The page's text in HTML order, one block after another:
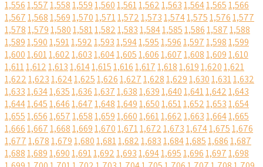
1,5561,5571,5581,5591,5601,5611,5621,5631,5641,5651,566
1,5671,5681,5691,5701,5711,5721,5731,5741,5751,5761,577
1,5781,5791,5801,5811,5821,5831,5841,5851,5861,5871,588
1,5891,5901,5911,5921,5931,5941,5951,5961,5971,5981,599
1,6001,6011,6021,6031,6041,6051,6061,6071,6081,6091,610
1,6111,6121,6131,6141,6151,6161,6171,6181,6191,6201,621
1,6221,6231,6241,6251,6261,6271,6281,6291,6301,6311,632
1,6331,6341,6351,6361,6371,6381,6391,6401,6411,6421,643
1,6441,6451,6461,6471,6481,6491,6501,6511,6521,6531,654
1,6551,6561,6571,6581,6591,6601,6611,6621,6631,6641,665
1,6661,6671,6681,6691,6701,6711,6721,6731,6741,6751,676
1,6771,6781,6791,6801,6811,6821,6831,6841,6851,6861,687
1,6881,6891,6901,6911,6921,6931,6941,6951,6961,6971,698